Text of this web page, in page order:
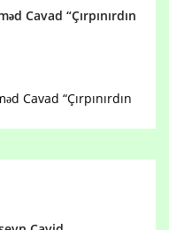
Cavad “Çırpınırdın
Cavad “Çırpınırdın